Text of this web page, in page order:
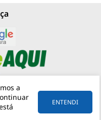
a
ENTENDI
(11) 97542-0420
30